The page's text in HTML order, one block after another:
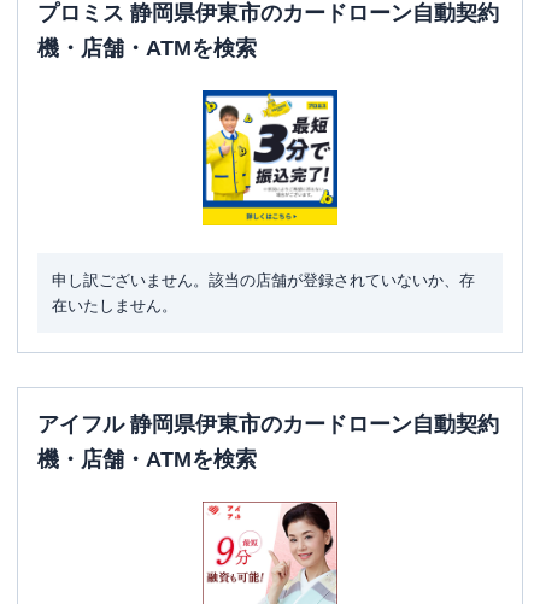
プロミス 静岡県伊東市のカードローン自動契約
機・店舗・ATMを検索
申し訳ございません。該当の店舗が登録されていないか、存
在いたしません。
アイフル 静岡県伊東市のカードローン自動契約
機・店舗・ATMを検索